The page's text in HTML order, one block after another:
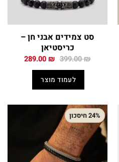
סט צמידים אבני חן –
כריסטיאן
399.00₪ המחיר
399.00 ₪.
289.00 ₪ המחיר
לעמוד מוצר
24% חיסכון